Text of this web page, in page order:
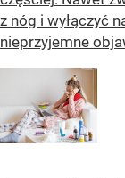
z nóg i wyłączyć
nieprzyjemne